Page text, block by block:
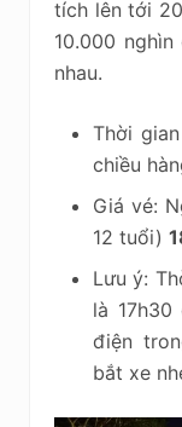
tích lên tới
10.000
nhau.
Thời
chiều
Giá vé:
12 tuổi)
Lưu ý:
là
điện
bắt xe